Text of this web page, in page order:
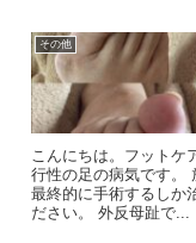
その他
こんにちは。フットケ
行性の足の病気です。
最終的に手術するしか
ださい。 外反母趾で...